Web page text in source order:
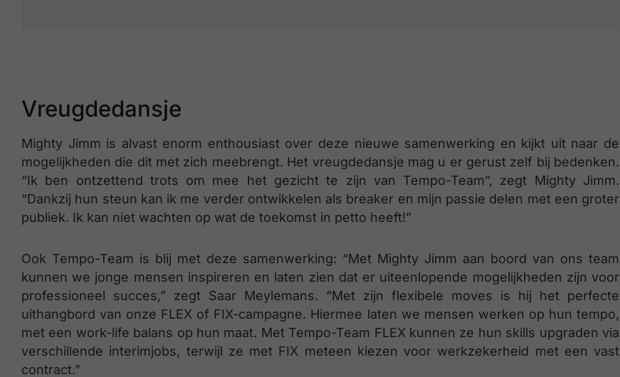
Vreugdedansje
Mighty Jimm is alvast enorm enthousiast over deze nieuwe samenwerking en kijkt uit naar de
mogelijkheden die dit met zich meebrengt. Het vreugdedansje mag u er gerust zelf bij bedenken.
“Ik ben ontzettend trots om mee het gezicht te zijn van Tempo-Team”, zegt Mighty Jimm.
“Dankzij hun steun kan ik me verder ontwikkelen als breaker en mijn passie delen met een groter
publiek. Ik kan niet wachten op wat de toekomst in petto heeft!”
Ook Tempo-Team is blij met deze samenwerking: “Met Mighty Jimm aan boord van ons team
kunnen we jonge mensen inspireren en laten zien dat er uiteenlopende mogelijkheden zijn voor
professioneel succes,” zegt Saar Meylemans. “Met zijn flexibele moves is hij het perfecte
uithangbord van onze FLEX of FIX-campagne. Hiermee laten we mensen werken op hun tempo,
met een work-life balans op hun maat. Met Tempo-Team FLEX kunnen ze hun skills upgraden via
verschillende interimjobs, terwijl ze met FIX meteen kiezen voor werkzekerheid met een vast
contract.” ​